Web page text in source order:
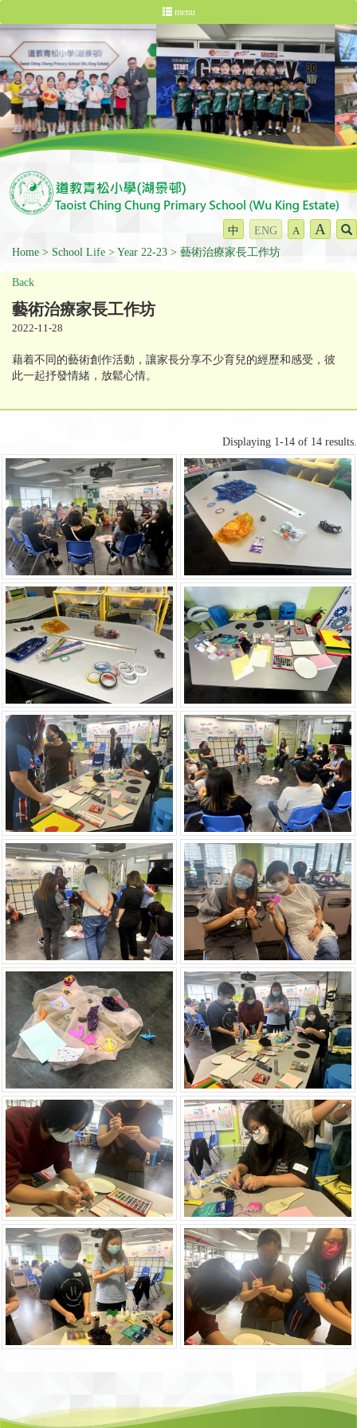
menu
中 ENG A A
Home School Life Year 22-23 藝術治療家長工作坊
Back
藝術治療家長工作坊
2022-11-28
藉着不同的藝術創作活動，讓家長分享不少育兒的經歷和感受，彼
此一起抒發情緒，放鬆心情。
Displaying 1-14 of 14 results.